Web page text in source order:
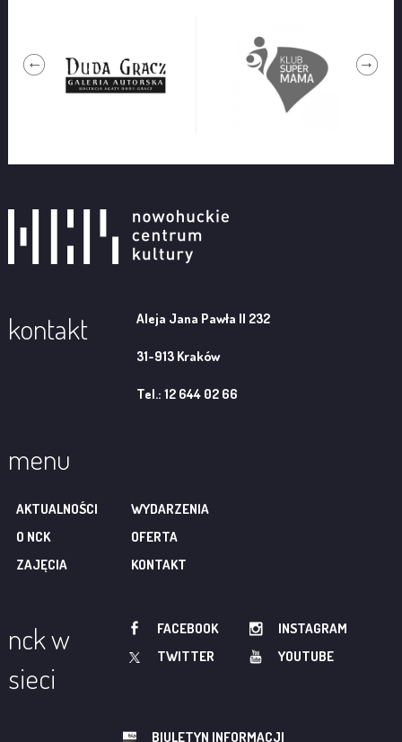
kontakt Aleja Jana Pawła II 232
31-913 Kraków
Tel.: 12 644 02 66
menu
AKTUALNOŚCI
WYDARZENIA
O NCK
OFERTA
ZAJĘCIA
KONTAKT
nck w
sieci
FACEBOOK
INSTAGRAM
TWITTER
YOUTUBE
BIULETYN INFORMACJI